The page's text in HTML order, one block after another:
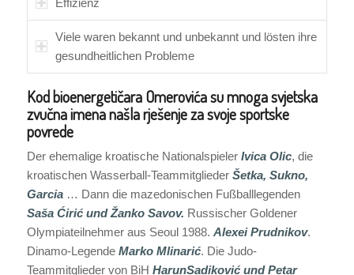
Effizienz
Viele waren bekannt und unbekannt und lösten ihre
gesundheitlichen Probleme
Kod bioenergetičara Omerovića su mnoga svjetska
zvučna imena našla rješenje za svoje sportske
povrede
Der ehemalige kroatische Nationalspieler Ivica Olic, die
kroatischen Wasserball-Teammitglieder Šetka, Sukno,
Garcia… Dann die mazedonischen Fußballlegenden
Saša Ćirić und Žanko Savov. Russischer Goldener
Olympiateilnehmer aus Seoul 1988. Alexei Prudnikov.
Dinamo-Legende Marko Mlinarić. Die Judo-
Teammitglieder von BiH HarunSadiković und Petar